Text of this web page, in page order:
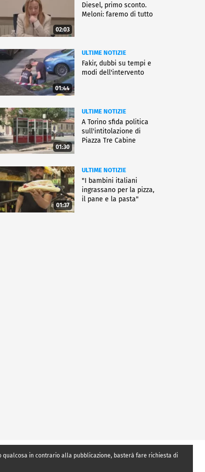
02:03
Diesel, primo sconto.
Meloni: faremo di tutto
01:44
ULTIME NOTIZIE
Fakir, dubbi su tempi e
modi dell'intervento
01:30
ULTIME NOTIZIE
A Torino sfida politica
sull'intitolazione di
Piazza Tre Cabine
01:37
ULTIME NOTIZIE
"I bambini italiani
ingrassano per la pizza,
il pane e la pasta"
qualcosa in contrario alla pubblicazione, basterà fare richiesta di